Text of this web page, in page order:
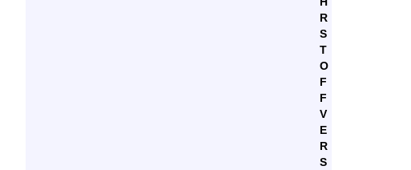
R
S
T
O
F
F
V
E
R
S